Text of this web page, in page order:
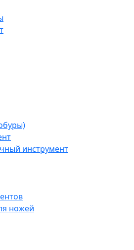
инструмент
ножей